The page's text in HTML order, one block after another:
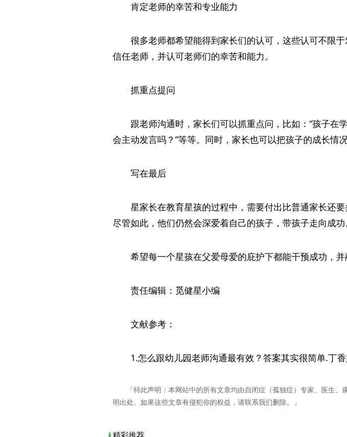
肯定老师的幸苦和专业能力
很多老师都希望能得到家长们的认可，这些认可不限
信任老师，并认可老师们的幸苦和能力。
抓重点提问
跟老师沟通时，家长们可以抓重点问，比如：“孩子
会主动发言吗？”等等。同时，家长也可以把孩子的成长情
写在最后
星家长在教育星孩的过程中，需要付出比普通家长还
尽管如此，他们仍然会深爱着自己的孩子，带孩子走向成功
希望每一个星孩在父爱母爱的庇护下都能干预成功，并
责任编辑：觅健星小编
文献参考：
1.怎么跟幼儿园老师沟通最有效？答案其实很简单.丁
「特此声明：本网站中的所有文章均由自闭症（孤独症）专家、医生
明出处。如果这些文章有侵犯你的权益，请联系我们删除。」